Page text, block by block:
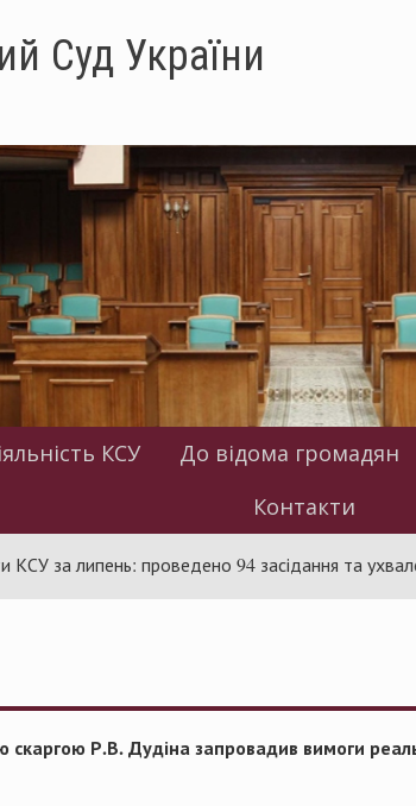
Суд України
КСУ До відома громадян
Контакти
липень: проведено 94 засідання та ухвалено
скаргою Р.В. Дудіна запровадив вимоги